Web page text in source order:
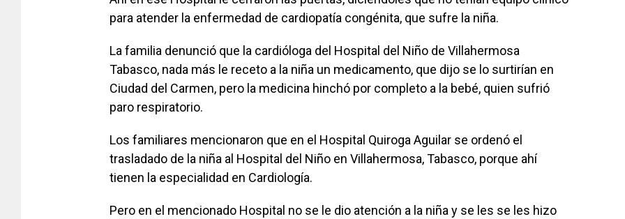
para atender la enfermedad de cardiopatía congénita, que sufre la niña.
La familia denunció que la cardióloga del Hospital del Niño de Villahermosa
Tabasco, nada más le receto a la niña un medicamento, que dijo se lo surtirían en
Ciudad del Carmen, pero la medicina hinchó por completo a la bebé, quien sufrió
paro respiratorio.
Los familiares mencionaron que en el Hospital Quiroga Aguilar se ordenó el
trasladado de la niña al Hospital del Niño en Villahermosa, Tabasco, porque ahí
tienen la especialidad en Cardiología.
Pero en el mencionado Hospital no se le dio atención a la niña y se les se les hizo